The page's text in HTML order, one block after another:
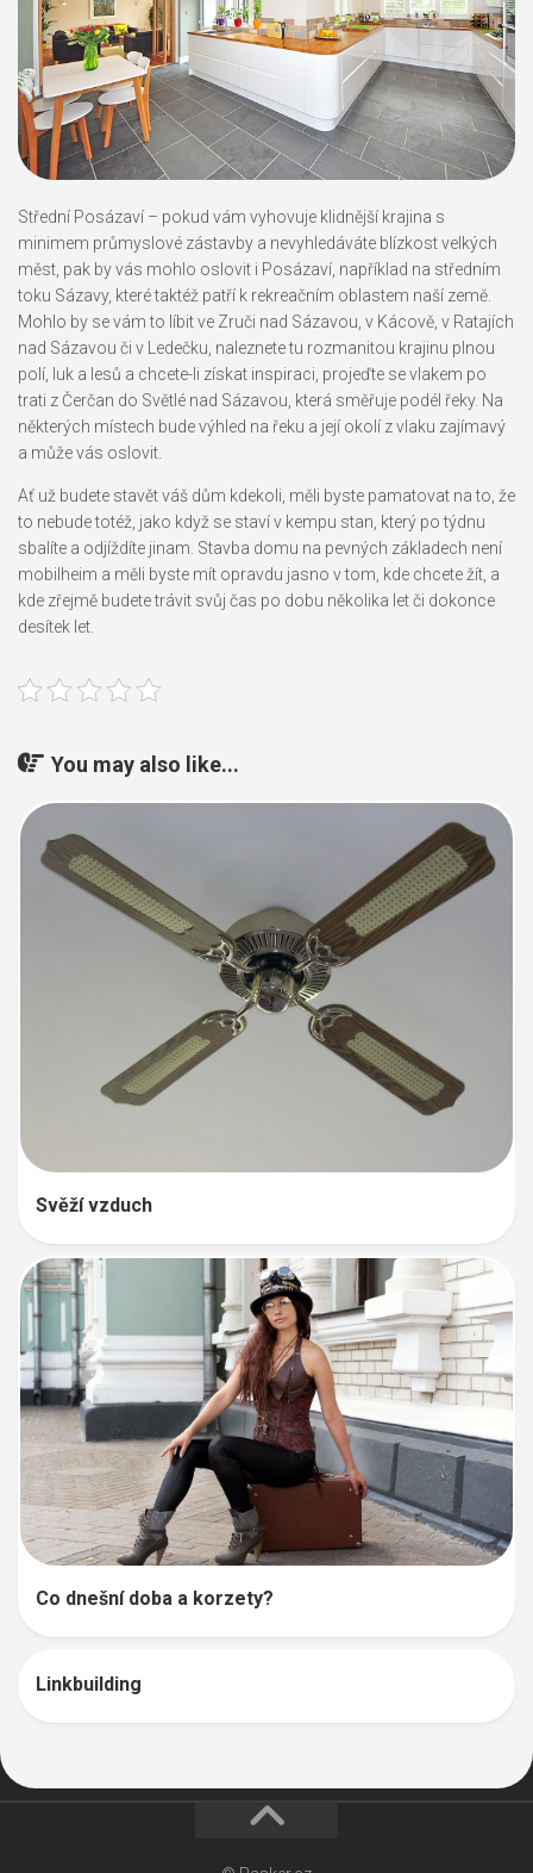
Střední Posázaví – pokud vám vyhovuje klidnější krajina s
minimem průmyslové zástavby a nevyhledáváte blízkost velkých
měst, pak by vás mohlo oslovit i Posázaví, například na středním
toku Sázavy, které taktéž patří k rekreačním oblastem naší země.
Mohlo by se vám to líbit ve Zruči nad Sázavou, v Kácově, v Ratajích
nad Sázavou či v Ledečku, naleznete tu rozmanitou krajinu plnou
polí, luk a lesů a chcete-li získat inspiraci, projeďte se vlakem po
trati z Čerčan do Světlé nad Sázavou, která směřuje podél řeky. Na
některých místech bude výhled na řeku a její okolí z vlaku zajímavý
a může vás oslovit.
Ať už budete stavět váš dům kdekoli, měli byste pamatovat na to, že
to nebude totéž, jako když se staví v kempu stan, který po týdnu
sbalíte a odjíždíte jinam. Stavba domu na pevných základech není
mobilheim a měli byste mít opravdu jasno v tom, kde chcete žít, a
kde zřejmě budete trávit svůj čas po dobu několika let či dokonce
desítek let.
You may also like...
Svěží vzduch
Co dnešní doba a korzety?
Linkbuilding